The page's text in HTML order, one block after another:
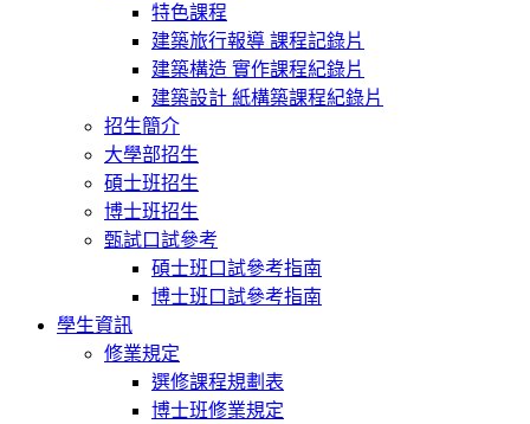
特色課程
建築旅行報導 課程記錄片
建築構造 實作課程紀錄片
建築設計 紙構築課程紀錄片
招生簡介
大學部招生
碩士班招生
博士班招生
甄試口試參考
碩士班口試參考指南
博士班口試參考指南
學生資訊
修業規定
選修課程規劃表
博士班修業規定